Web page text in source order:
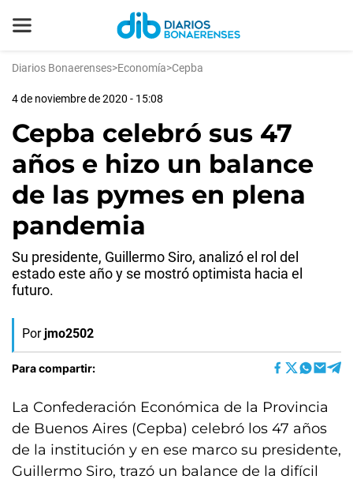
Diarios Bonaerenses>Economía>Cepba
4 de noviembre de 2020 - 15:08
Cepba celebró sus 47
años e hizo un balance
de las pymes en plena
pandemia
Su presidente, Guillermo Siro, analizó el rol del
estado este año y se mostró optimista hacia el
futuro.
Por jmo2502
Para compartir:
La Confederación Económica de la Provincia
de Buenos Aires (Cepba) celebró los 47 años
de la institución y en ese marco su presidente,
Guillermo Siro, trazó un balance de la difícil